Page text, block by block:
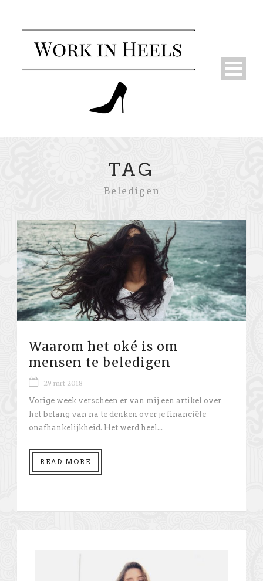
TAG
Beledigen
Waarom het oké is om
mensen te beledigen
29 mrt 2018
Vorige week verscheen er van mij een artikel over
het belang van na te denken over je financiële
onafhankelijkheid. Het werd heel...
READ MORE